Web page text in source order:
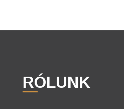
RÓLUNK